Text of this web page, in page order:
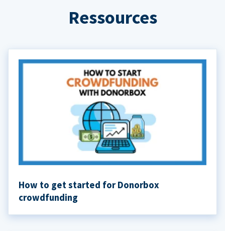
Ressources
How to get started for Donorbox
crowdfunding